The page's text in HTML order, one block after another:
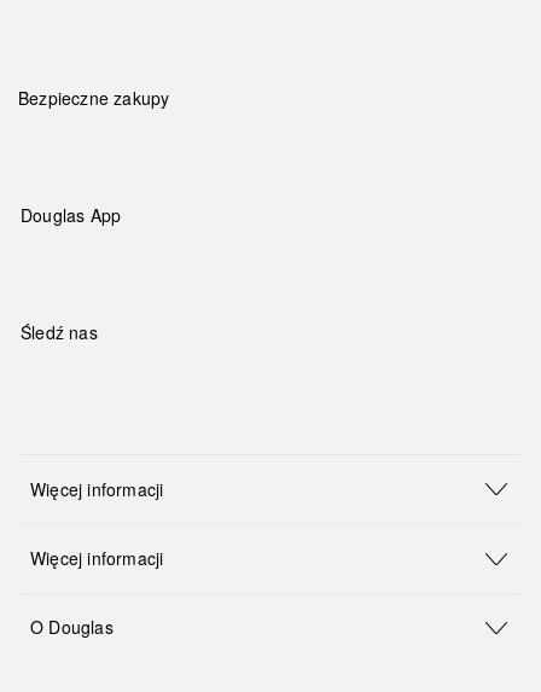
Bezpieczne zakupy
Douglas App
Śledź nas
Więcej informacji
Więcej informacji
O Douglas